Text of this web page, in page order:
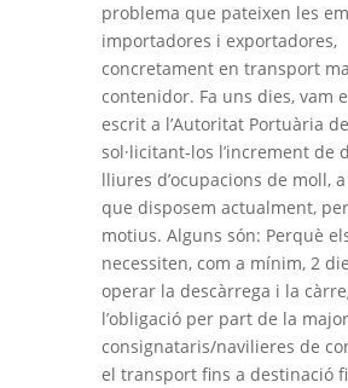
problema que pateixen les
importadores i exportadores,
concretament en transport
contenidor. Fa uns dies, vam
escrit a l’Autoritat Portuària
sol·licitant-los l’increment de
lliures d’ocupacions de moll,
que disposem actualment,
motius. Alguns són: Perquè
necessiten, com a mínim, 2
operar la descàrrega i la
l’obligació per part de la
consignataris/navilieres de
el transport fins a destinació